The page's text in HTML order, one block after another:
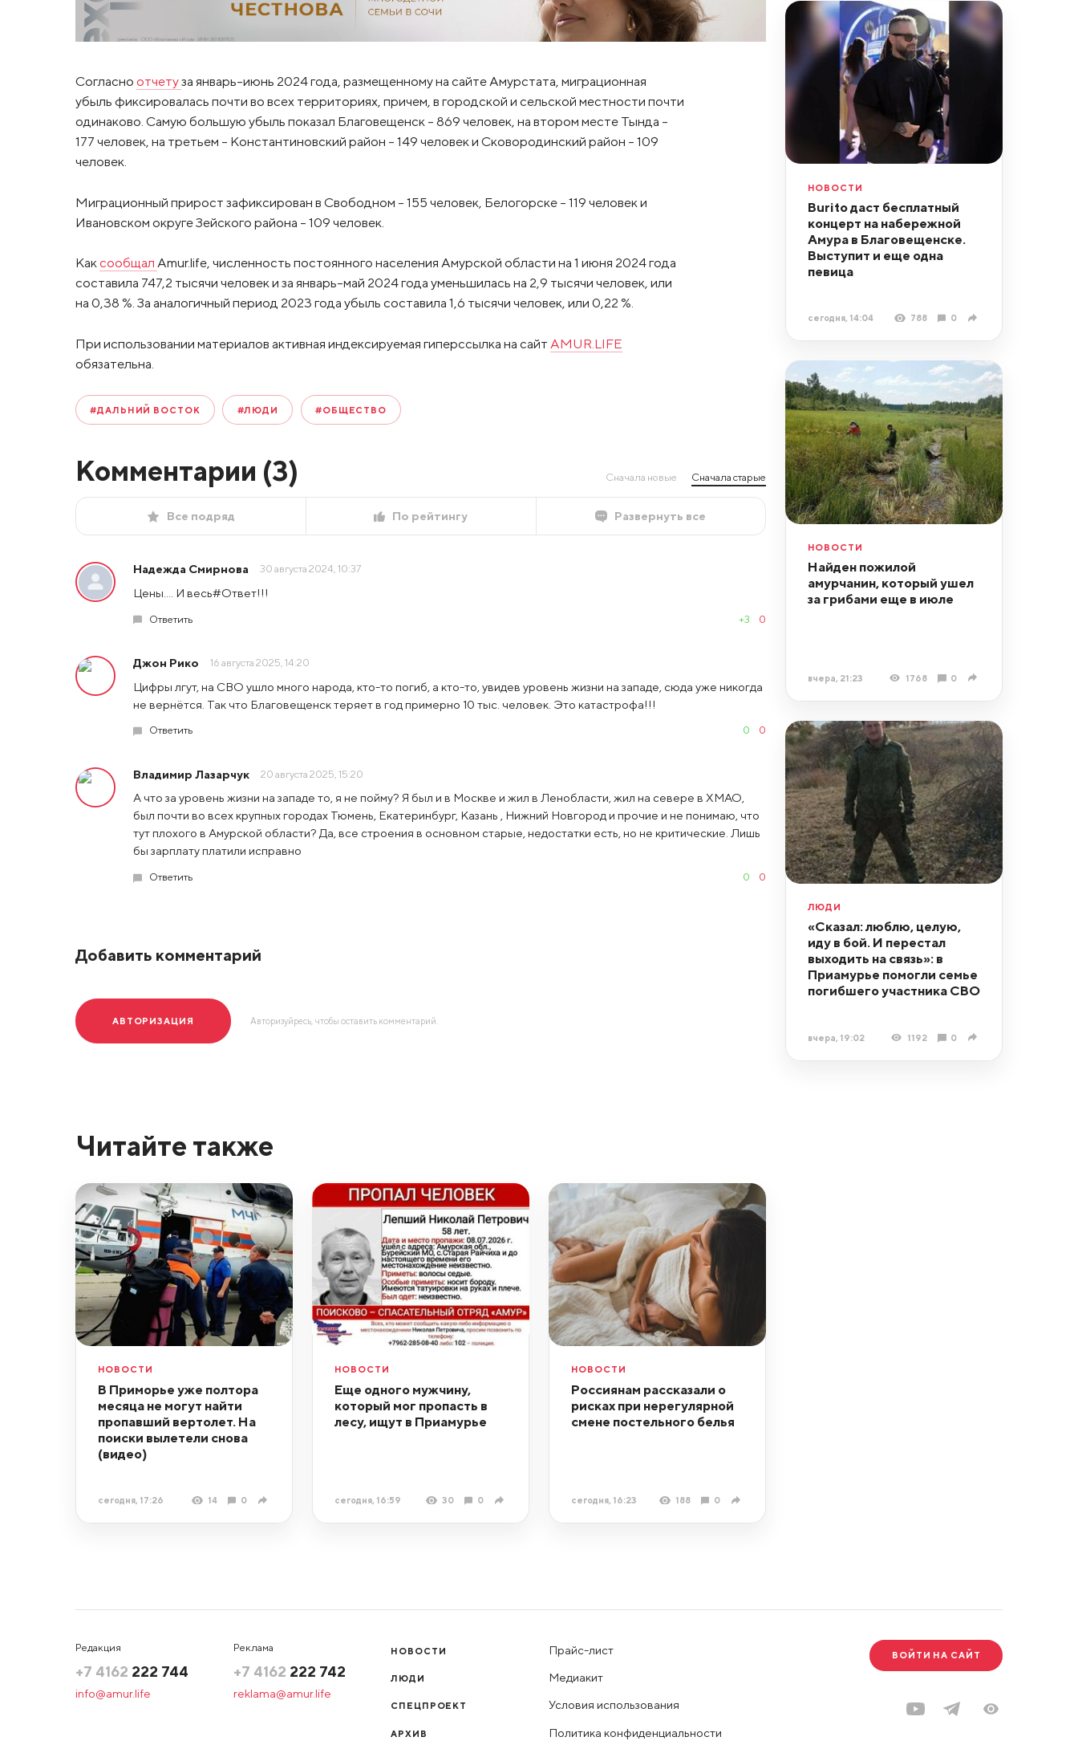
Согласно отчетуза январь-июнь 2024 года, размещенному на сайте Амурстата, миграционная
убыль фиксировалась почти во всех территориях, причем, в городской и сельской местности почти
одинаково. Самую большую убыль показал Благовещенск - 869 человек, на втором месте Тында -
177 человек, на третьем - Константиновский район - 149 человек и Сковородинский район - 109
человек.
Миграционный прирост зафиксирован в Свободном - 155 человек, Белогорске - 119 человек и
Ивановском округе Зейского района - 109 человек.
Каксообщал Amur.life, численность постоянного населения Амурской области на 1 июня 2024 года
составила 747,2 тысячи человек и за январь-май 2024 года уменьшилась на 2,9 тысячи человек, или
на 0,38 %. За аналогичный период 2023 года убыль составила 1,6 тысячи человек, или 0,22 %.
При использовании материалов активная индексируемая гиперссылка на сайт AMUR.LIFE
обязательна.
#ДАЛЬНИЙ ВОСТОК #ЛЮДИ #ОБЩЕСТВО
Комментарии (3) Сначала новые Сначала старые
Все подряд По рейтингу Развернуть все
Надежда Смирнова 30 августа 2024, 10:37
Цены.... И весь#Ответ!!!
Ответить +3 0
Джон Рико 16 августа 2025, 14:20
Цифры лгут, на СВО ушло много народа, кто-то погиб, а кто-то, увидев уровень жизни на западе, сюда уже никогда
не вернётся. Так что Благовещенск теряет в год примерно 10 тыс. человек. Это катастрофа!!!
Ответить 0 0
Владимир Лазарчук 20 августа 2025, 15:20
А что за уровень жизни на западе то, я не пойму? Я был и в Москве и жил в Ленобласти, жил на севере в ХМАО,
был почти во всех крупных городах Тюмень, Екатеринбург, Казань , Нижний Новгород и прочие и не понимаю, что
тут плохого в Амурской области? Да, все строения в основном старые, недостатки есть, но не критические. Лишь
бы зарплату платили исправно
Ответить 0 0
Добавить комментарий
АВТОРИЗАЦИЯ Авторизуйресь, чтобы оставить комментарий.
НОВОСТИ
Burito даст бесплатный
концерт на набережной
Амура в Благовещенске.
Выступит и еще одна
певица
сегодня, 14:04 788 0
НОВОСТИ
Найден пожилой
амурчанин, который ушел
за грибами еще в июле
вчера, 21:23 1768 0
ЛЮДИ
«Сказал: люблю, целую,
иду в бой. И перестал
выходить на связь»: в
Приамурье помогли семье
погибшего участника СВО
вчера, 19:02 1192 0
Читайте также
НОВОСТИ
В Приморье уже полтора
месяца не могут найти
пропавший вертолет. На
поиски вылетели снова
(видео)
сегодня, 17:26 14 0
НОВОСТИ
Еще одного мужчину,
который мог пропасть в
лесу, ищут в Приамурье
сегодня, 16:59 30 0
НОВОСТИ
Россиянам рассказали о
рисках при нерегулярной
смене постельного белья
сегодня, 16:23 188 0
Редакция
+7 4162 222 744
info@amur.life
Реклама
+7 4162 222 742
reklama@amur.life
НОВОСТИ
ЛЮДИ
СПЕЦПРОЕКТ
АРХИВ
Прайс-лист
Медиакит
Условия использования
Политика конфиденциальности
ВОЙТИ НА САЙТ